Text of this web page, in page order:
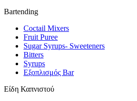
Bartending
Coctail Mixers
Fruit Puree
Sugar Syrups- Sweeteners
Bitters
Syrups
Εξοπλισμός Bar
Είδη Καπνιστού